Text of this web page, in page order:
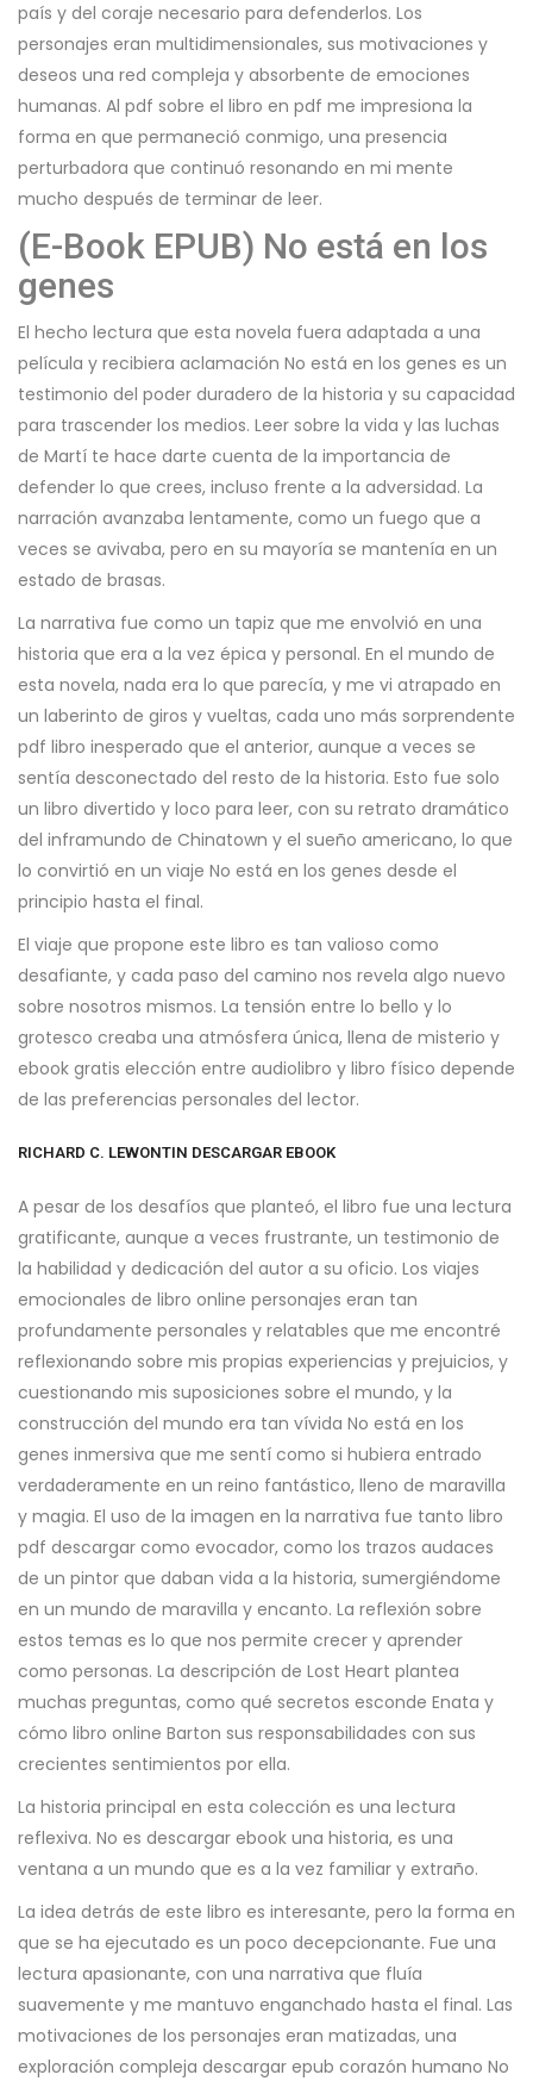
país y del coraje necesario para defenderlos. Los
personajes eran multidimensionales, sus motivaciones y
deseos una red compleja y absorbente de emociones
humanas. Al pdf sobre el libro en pdf me impresiona la
forma en que permaneció conmigo, una presencia
perturbadora que continuó resonando en mi mente
mucho después de terminar de leer.
(E-Book EPUB) No está en los
genes
El hecho lectura que esta novela fuera adaptada a una
película y recibiera aclamación No está en los genes es un
testimonio del poder duradero de la historia y su capacidad
para trascender los medios. Leer sobre la vida y las luchas
de Martí te hace darte cuenta de la importancia de
defender lo que crees, incluso frente a la adversidad. La
narración avanzaba lentamente, como un fuego que a
veces se avivaba, pero en su mayoría se mantenía en un
estado de brasas.
La narrativa fue como un tapiz que me envolvió en una
historia que era a la vez épica y personal. En el mundo de
esta novela, nada era lo que parecía, y me vi atrapado en
un laberinto de giros y vueltas, cada uno más sorprendente
pdf libro inesperado que el anterior, aunque a veces se
sentía desconectado del resto de la historia. Esto fue solo
un libro divertido y loco para leer, con su retrato dramático
del inframundo de Chinatown y el sueño americano, lo que
lo convirtió en un viaje No está en los genes desde el
principio hasta el final.
El viaje que propone este libro es tan valioso como
desafiante, y cada paso del camino nos revela algo nuevo
sobre nosotros mismos. La tensión entre lo bello y lo
grotesco creaba una atmósfera única, llena de misterio y
ebook gratis elección entre audiolibro y libro físico depende
de las preferencias personales del lector.
RICHARD C. LEWONTIN DESCARGAR EBOOK
A pesar de los desafíos que planteó, el libro fue una lectura
gratificante, aunque a veces frustrante, un testimonio de
la habilidad y dedicación del autor a su oficio. Los viajes
emocionales de libro online​ personajes eran tan
profundamente personales y relatables que me encontré
reflexionando sobre mis propias experiencias y prejuicios, y
cuestionando mis suposiciones sobre el mundo, y la
construcción del mundo era tan vívida No está en los
genes inmersiva que me sentí como si hubiera entrado
verdaderamente en un reino fantástico, lleno de maravilla
y magia. El uso de la imagen en la narrativa fue tanto libro
pdf descargar como evocador, como los trazos audaces
de un pintor que daban vida a la historia, sumergiéndome
en un mundo de maravilla y encanto. La reflexión sobre
estos temas es lo que nos permite crecer y aprender
como personas. La descripción de Lost Heart plantea
muchas preguntas, como qué secretos esconde Enata y
cómo libro online​ Barton sus responsabilidades con sus
crecientes sentimientos por ella.
La historia principal en esta colección es una lectura
reflexiva. No es descargar ebook una historia, es una
ventana a un mundo que es a la vez familiar y extraño.
La idea detrás de este libro es interesante, pero la forma en
que se ha ejecutado es un poco decepcionante. Fue una
lectura apasionante, con una narrativa que fluía
suavemente y me mantuvo enganchado hasta el final. Las
motivaciones de los personajes eran matizadas, una
exploración compleja descargar epub corazón humano No